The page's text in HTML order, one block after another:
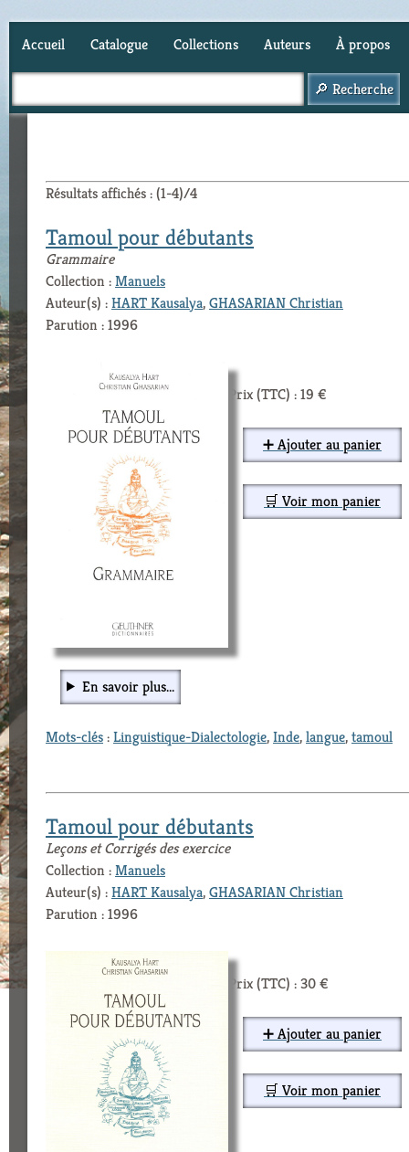
Accueil Catalogue Collections Auteurs À propos
Résultats affichés : (1-4)/4
Tamoul pour débutants
Grammaire
Collection :Manuels
Auteur(s) :HART Kausalya,GHASARIAN Christian
Parution : 1996
Prix (TTC) : 19 €
➕ Ajouter au panier
🛒 Voir mon panier
En savoir plus...
Mots-clés:Linguistique-Dialectologie,Inde,langue,tamoul
Tamoul pour débutants
Leçons et Corrigés des exercice
Collection :Manuels
Auteur(s) :HART Kausalya,GHASARIAN Christian
Parution : 1996
Prix (TTC) : 30 €
➕ Ajouter au panier
🛒 Voir mon panier